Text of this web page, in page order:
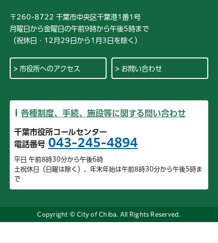
〒260-8722 千葉市中央区千葉港1番1号
月曜日から金曜日の午前9時から午後5時まで
（祝休日・12月29日から1月3日を除く）
市役所へのアクセス お問い合わせ
各種制度、手続、施設等に関する問い合わせ
千葉市役所コールセンター
電話番号 043-245-4894
平日 午前8時30分から午後6時
土祝休日（日曜は除く）、年末年始は午前8時30分から午後5時ま
で
Copyright © City of Chiba. All Rights Reserved.